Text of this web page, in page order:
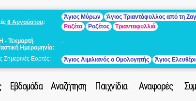
8 Αυγούστου:
Άγιος Μύρων Άγιος Τριαντάφυλλος από τη
Ροζέτα
Ροζέτος Τριανταφυλλιά
- Τεκμαρτή
Ημερομηνία:
-
Σημερινές Εορτές: Άγιος Αιμιλιανός ο Ομολογητής Άγιος
Εβδομάδα Αναζήτηση Παιχνίδια Αναφορές